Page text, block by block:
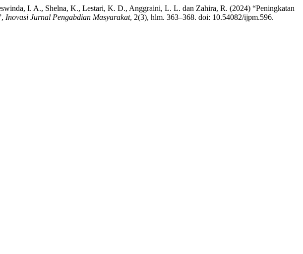
I. A., Shelna, K., Lestari, K. D., Anggraini, L. L. dan Zahira, R. (2024) “Peningkatan
Inovasi Jurnal Pengabdian Masyarakat, 2(3), hlm. 363–368. doi: 10.54082/ijpm.596.